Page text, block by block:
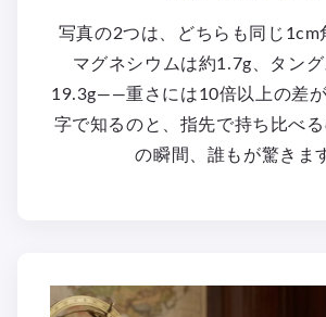
写真の2つは、どちらも同じ1cm
マグネシウムは約1.7g、タン
19.3g——重さには10倍以上の差
字で知るのと、指先で持ち比べ
の瞬間、誰もが驚きま